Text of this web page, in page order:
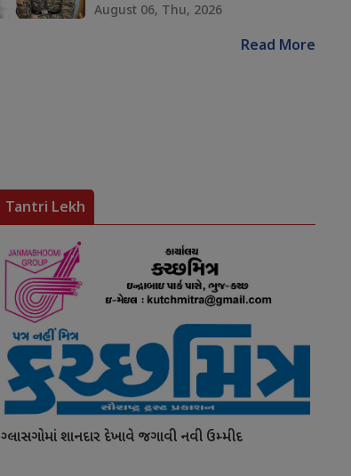
August 06, Thu, 2026
Read More
Tantri Lekh
ગ્લાસગોમાં શાનદાર દેખાવે જગાવી નવી ઉમ્મીદ